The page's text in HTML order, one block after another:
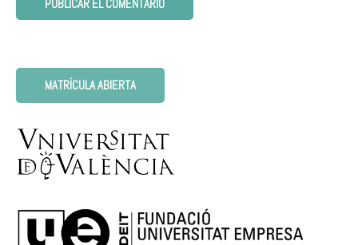
MATRÍCULA ABIERTA